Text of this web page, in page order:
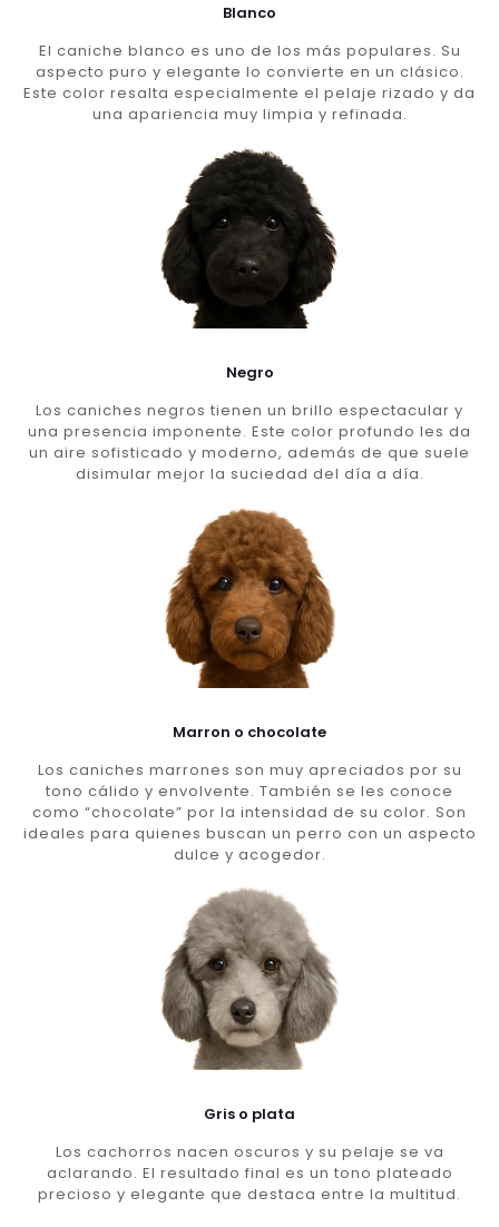
Blanco
El caniche blanco es uno de los más populares. Su
aspecto puro y elegante lo convierte en un clásico.
Este color resalta especialmente el pelaje rizado y da
una apariencia muy limpia y refinada.
Negro
Los caniches negros tienen un brillo espectacular y
una presencia imponente. Este color profundo les da
un aire sofisticado y moderno, además de que suele
disimular mejor la suciedad del día a día.
Marron o chocolate
Los caniches marrones son muy apreciados por su
tono cálido y envolvente. También se les conoce
como “chocolate” por la intensidad de su color. Son
ideales para quienes buscan un perro con un aspecto
dulce y acogedor.
Gris o plata
Los cachorros nacen oscuros y su pelaje se va
aclarando. El resultado final es un tono plateado
precioso y elegante que destaca entre la multitud.